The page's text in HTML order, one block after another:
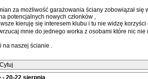
za możliwość garażowania ściany zobowiązał
potencjalnych nowych członków ,
kieruję się interesem klubu i tu nie widzę
mnie do jednego worka z osobami które nic nie
na naszej ścianie .
Cytuj
- 20-22 sierpnia